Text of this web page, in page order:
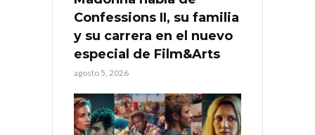
Confessions II, su familia
y su carrera en el nuevo
especial de Film&Arts
agosto 5, 2026